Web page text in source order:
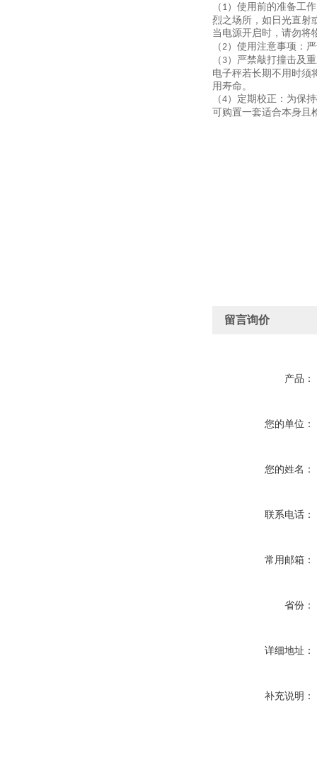
（ 1）使用前的准备工
烈之场所，如日光直射
当电源开启时，请勿将
（2）使用注意事项：
（ 3）严禁敲打撞击及
电子秤若长期不用时须
用寿命。
（4）定期校正：为保
可购置一套适合本身且
留言询价
产品：
您的单位：
您的姓名：
联系电话：
常用邮箱：
省份：
详细地址：
补充说明：